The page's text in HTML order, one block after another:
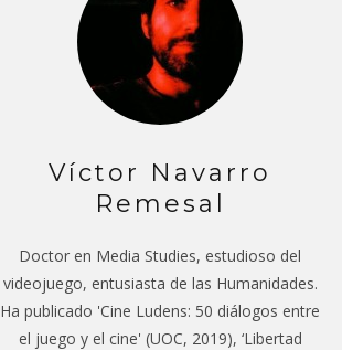
Víctor Navarro
Remesal
Doctor en Media Studies, estudioso del
videojuego, entusiasta de las Humanidades.
Ha publicado 'Cine Ludens: 50 diálogos entre
el juego y el cine' (UOC, 2019), ‘Libertad